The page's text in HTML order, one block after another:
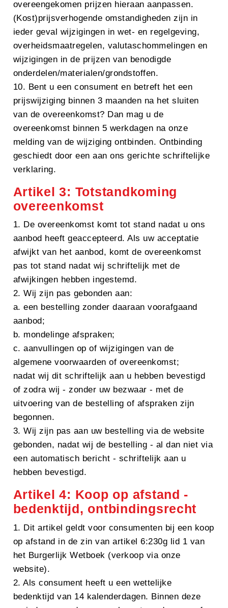
overeengekomen prijzen hieraan aanpassen.
(Kost)prijsverhogende omstandigheden zijn in
ieder geval wijzigingen in wet- en regelgeving,
overheidsmaatregelen, valutaschommelingen en
wijzigingen in de prijzen van benodigde
onderdelen/materialen/grondstoffen.
10. Bent u een consument en betreft het een
prijswijziging binnen 3 maanden na het sluiten
van de overeenkomst? Dan mag u de
overeenkomst binnen 5 werkdagen na onze
melding van de wijziging ontbinden. Ontbinding
geschiedt door een aan ons gerichte schriftelijke
verklaring.
Artikel 3: Totstandkoming
overeenkomst
1. De overeenkomst komt tot stand nadat u ons
aanbod heeft geaccepteerd. Als uw acceptatie
afwijkt van het aanbod, komt de overeenkomst
pas tot stand nadat wij schriftelijk met de
afwijkingen hebben ingestemd.
2. Wij zijn pas gebonden aan:
a. een bestelling zonder daaraan voorafgaand
aanbod;
b. mondelinge afspraken;
c. aanvullingen op of wijzigingen van de
algemene voorwaarden of overeenkomst;
nadat wij dit schriftelijk aan u hebben bevestigd
of zodra wij - zonder uw bezwaar - met de
uitvoering van de bestelling of afspraken zijn
begonnen.
3. Wij zijn pas aan uw bestelling via de website
gebonden, nadat wij de bestelling - al dan niet via
een automatisch bericht - schriftelijk aan u
hebben bevestigd.
Artikel 4: Koop op afstand -
bedenktijd, ontbindingsrecht
1. Dit artikel geldt voor consumenten bij een koop
op afstand in de zin van artikel 6:230g lid 1 van
het Burgerlijk Wetboek (verkoop via onze
website).
2. Als consument heeft u een wettelijke
bedenktijd van 14 kalenderdagen. Binnen deze